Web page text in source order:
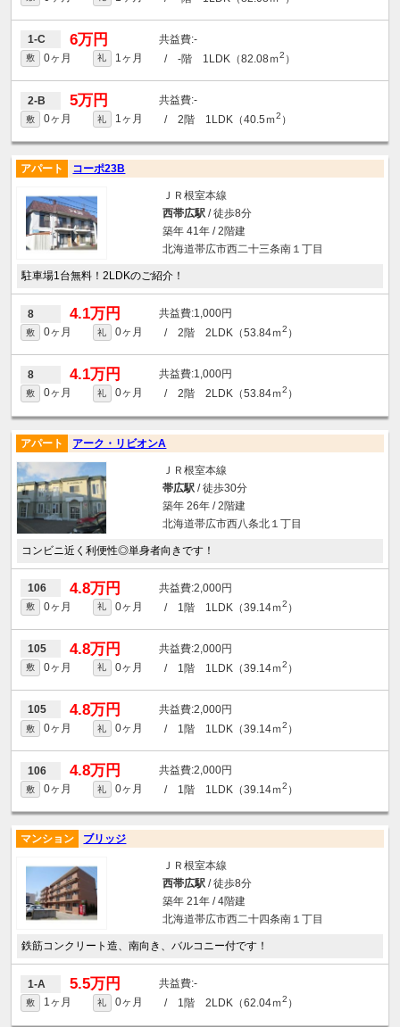
1-C 6万円 -
敷 0ヶ月 礼 1ヶ月 / -階 1LDK（82.08ｍ2 ）
2-B 5万円 -
敷 0ヶ月 礼 1ヶ月 / 2階 1LDK（40.5ｍ2 ）
アパート コーポ23B
ＪＲ根室本線
西帯広駅/ 徒歩8分
築年 41年 / 2階建
北海道帯広市西二十三条南１丁目
駐車場1台無料！2LDKのご紹介！
8 4.1万円 1,000円
敷 0ヶ月 礼 0ヶ月 / 2階 2LDK（53.84ｍ2 ）
8 4.1万円 1,000円
敷 0ヶ月 礼 0ヶ月 / 2階 2LDK（53.84ｍ2 ）
アパート アーク・リビオンA
ＪＲ根室本線
帯広駅/ 徒歩30分
築年 26年 / 2階建
北海道帯広市西八条北１丁目
コンビニ近く利便性◎単身者向きです！
106 4.8万円 2,000円
敷 0ヶ月 礼 0ヶ月 / 1階 1LDK（39.14ｍ2 ）
105 4.8万円 2,000円
敷 0ヶ月 礼 0ヶ月 / 1階 1LDK（39.14ｍ2 ）
105 4.8万円 2,000円
敷 0ヶ月 礼 0ヶ月 / 1階 1LDK（39.14ｍ2 ）
106 4.8万円 2,000円
敷 0ヶ月 礼 0ヶ月 / 1階 1LDK（39.14ｍ2 ）
マンション ブリッジ
ＪＲ根室本線
西帯広駅/ 徒歩8分
築年 21年 / 4階建
北海道帯広市西二十四条南１丁目
鉄筋コンクリート造、南向き、バルコニー付です！
1-A 5.5万円 -
敷 1ヶ月 礼 0ヶ月 / 1階 2LDK（62.04ｍ2 ）